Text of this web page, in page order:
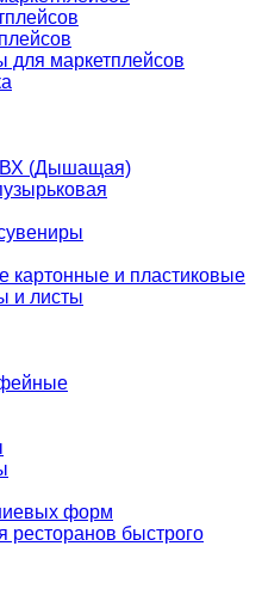
для маркетплейсов
(Дышащая)
картонные и пластиковые
и листы
форм
ресторанов быстрого